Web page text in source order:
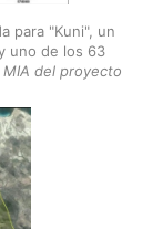
para "Kuni", un
uno de los 63
del proyecto